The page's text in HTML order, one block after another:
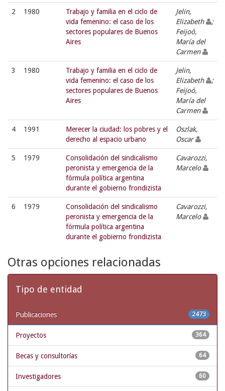
2 1980
Trabajo y familia en el ciclo de
vida femenino: el caso de los
sectores populares de Buenos
Aires
Jelin,
Elizabeth
;
Feijoó,
María del
Carmen
3 1980
Trabajo y familia en el ciclo de
vida femenino: el caso de los
sectores populares de Buenos
Aires
Jelin,
Elizabeth
;
Feijoó,
María del
Carmen
4 1991
Merecer la ciudad: los pobres y el
derecho al espacio urbano
Oszlak,
Oscar
5 1979
Consolidación del sindicalismo
peronista y emergencia de la
fórmula política argentina
durante el gobierno frondizista
Cavarozzi,
Marcelo
6 1979
Consolidación del sindicalismo
peronista y emergencia de la
fórmula política argentina
durante el gobierno frondizista
Cavarozzi,
Marcelo
Otras opciones relacionadas
Tipo de entidad
2473
Publicaciones
364
Proyectos
64
Becas y consultorías
60
Investigadores